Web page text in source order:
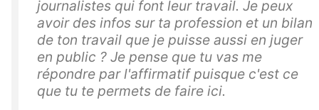
journalistes qui font leur travail. Je peux
avoir des infos sur ta profession et un bilan
de ton travail que je puisse aussi en juger
en public ? Je pense que tu vas me
répondre par l'affirmatif puisque c'est ce
que tu te permets de faire ici.